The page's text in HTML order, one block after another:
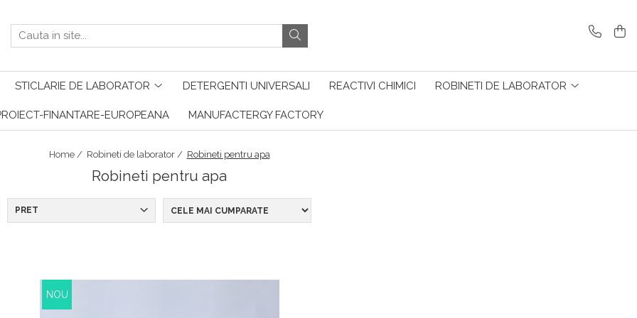
STICLARIE DE LABORATOR DETERGENTI UNIVERSALI REACTIVI CHIMICI ROBINETI DE LABORATOR
FINANTARE-EUROPEANA MANUFACTERGY FACTORY
Home / Robineti de laborator / Robineti pentru apa
Robineti pentru apa
PRET
NOU